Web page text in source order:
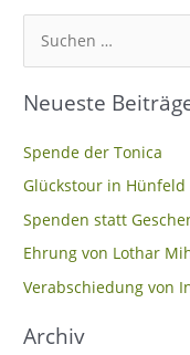
u
c
e
n
n
a
c
:
Neueste
Spende der Tonica
Glückstour in Hünfeld
Spenden statt
Ehrung von Lothar
Verabschiedung von
Archiv